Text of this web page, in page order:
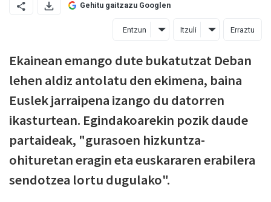
Gehitu gaitzazu Googlen
Entzun Itzuli Erraztu
Ekainean emango dute bukatutzat Deban
lehen aldiz antolatu den ekimena, baina
Euslek jarraipena izango du datorren
ikasturtean. Egindakoarekin pozik daude
partaideak, "gurasoen hizkuntza-
ohituretan eragin eta euskararen erabilera
sendotzea lortu dugulako".